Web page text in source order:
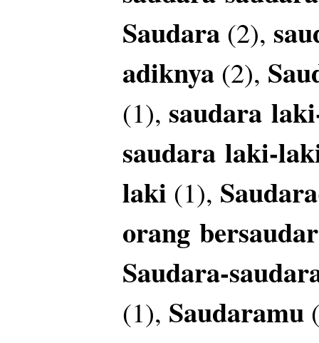
Saudara (2),
adiknya (2),
(1), saudara
saudara laki-
laki (1),
orang
Saudara-
(1), Saudaramu